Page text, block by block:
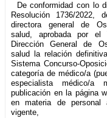
De conformidad con lo
Resolución 1736/
directora general de
salud, aprobada por
Dirección General de
salud la relación
Sistema Concurso-
categoría de médico/a
especialista médico/a
publicación en la página
en materia de personal
vigente,